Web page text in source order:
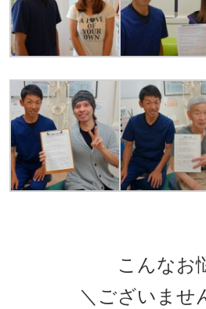
こんなお
＼ございませ